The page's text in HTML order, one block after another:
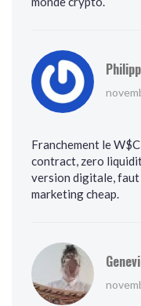
Franchement le
contract, zero
version digitale, faut
marketing cheap.